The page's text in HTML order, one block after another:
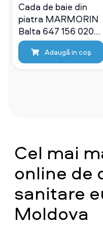
Cada de baie din
piatra MARMORIN
Balta 647 156 020
xx x
Adaugă in coş
Cel mai
online de
sanitare
Moldova